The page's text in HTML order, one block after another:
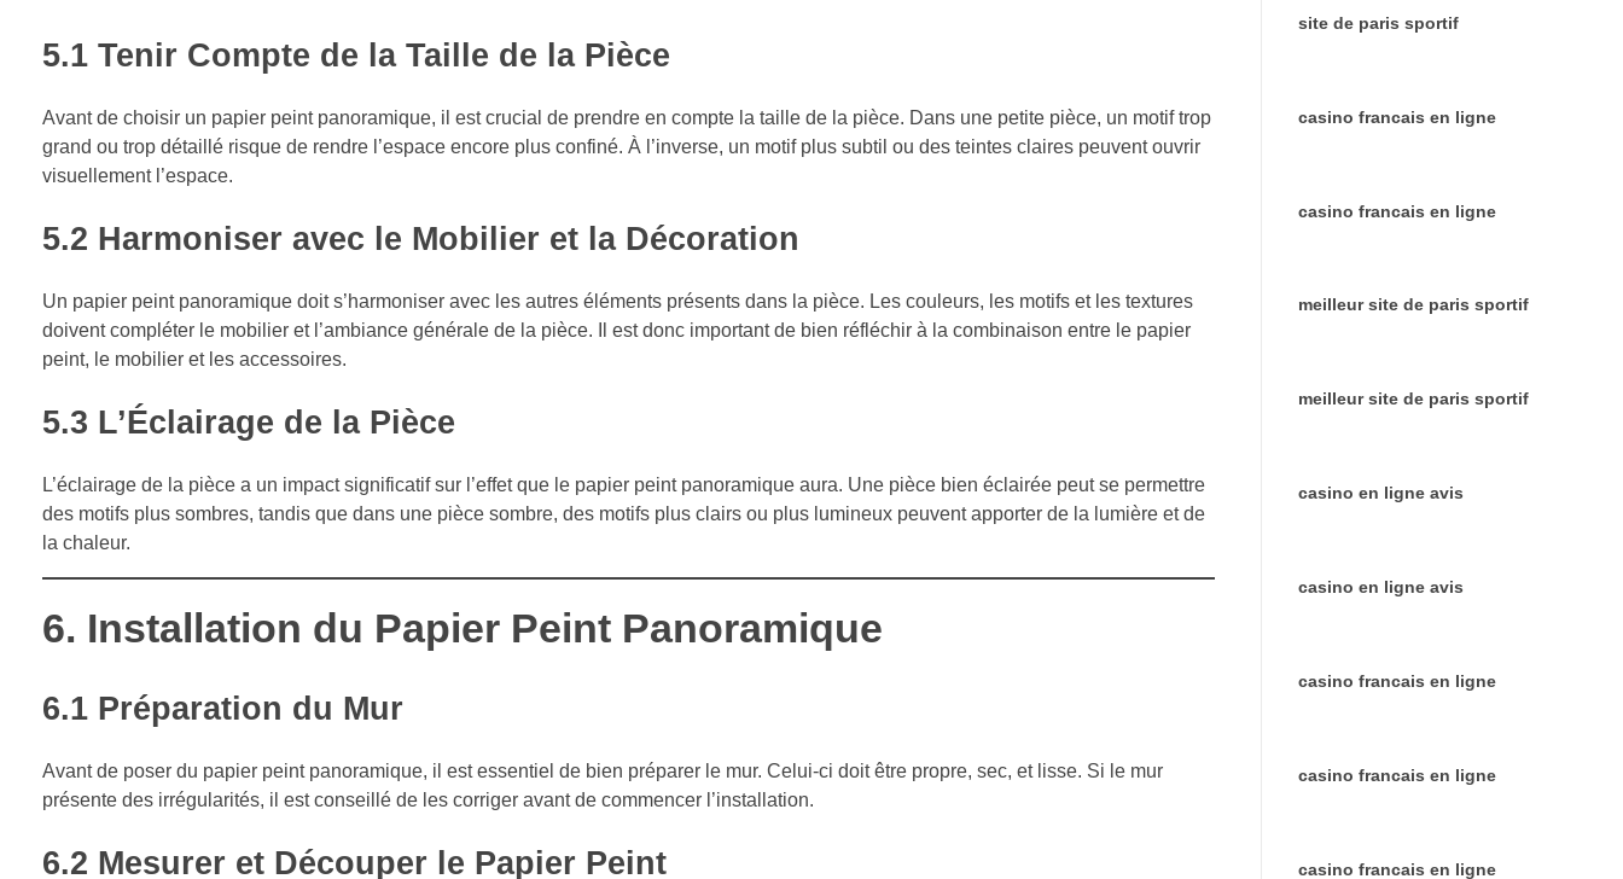
5.1 Tenir Compte de la Taille de la Pièce
Avant de choisir un papier peint panoramique, il est crucial de prendre en compte la taille de la pièce. Dans une petite pièce, un motif trop
grand ou trop détaillé risque de rendre l’espace encore plus confiné. À l’inverse, un motif plus subtil ou des teintes claires peuvent ouvrir
visuellement l’espace.
5.2 Harmoniser avec le Mobilier et la Décoration
Un papier peint panoramique doit s’harmoniser avec les autres éléments présents dans la pièce. Les couleurs, les motifs et les textures
doivent compléter le mobilier et l’ambiance générale de la pièce. Il est donc important de bien réfléchir à la combinaison entre le papier
peint, le mobilier et les accessoires.
5.3 L’Éclairage de la Pièce
L’éclairage de la pièce a un impact significatif sur l’effet que le papier peint panoramique aura. Une pièce bien éclairée peut se permettre
des motifs plus sombres, tandis que dans une pièce sombre, des motifs plus clairs ou plus lumineux peuvent apporter de la lumière et de
la chaleur.
6. Installation du Papier Peint Panoramique
6.1 Préparation du Mur
Avant de poser du papier peint panoramique, il est essentiel de bien préparer le mur. Celui-ci doit être propre, sec, et lisse. Si le mur
présente des irrégularités, il est conseillé de les corriger avant de commencer l’installation.
6.2 Mesurer et Découper le Papier Peint
site de paris sportif
casino francais en ligne
casino francais en ligne
meilleur site de paris sportif
meilleur site de paris sportif
casino en ligne avis
casino en ligne avis
casino francais en ligne
casino francais en ligne
casino francais en ligne